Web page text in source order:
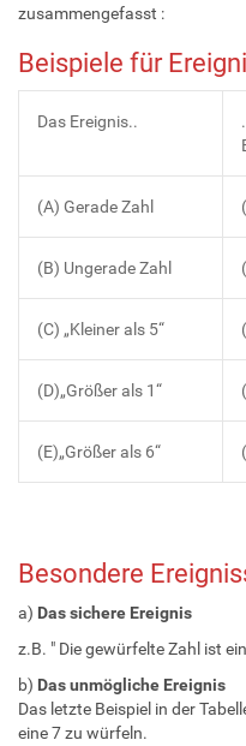
zusammengefasst :
Beispiele für
Das Ereignis..
(A) Gerade Zahl
(B) Ungerade Zahl
(C) „Kleiner als 5“
(D)„Größer als 1“
(E)„Größer als 6“
Besondere
a) Das sichere Ereignis
z.B. " Die gewürfelte Zahl ist
b) Das unmögliche Ereignis
Das letzte Beispiel in der
eine 7 zu würfeln.